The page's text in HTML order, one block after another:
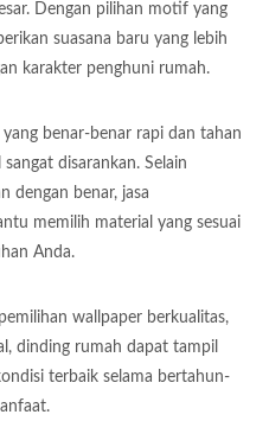
Dengan pilihan motif yang
suasana baru yang lebih
karakter penghuni rumah.
benar-benar rapi dan tahan
disarankan. Selain
dengan benar, jasa
memilih material yang sesuai
Anda.
wallpaper berkualitas,
dinding rumah dapat tampil
terbaik selama bertahun-